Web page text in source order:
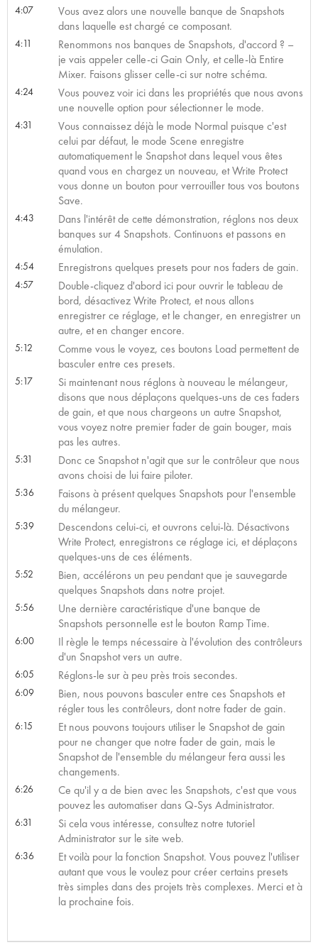
4:07
Vous avez alors une nouvelle banque de Snapshots
dans laquelle est chargé ce composant.
4:11
Renommons nos banques de Snapshots, d'accord ? –
je vais appeler celle-ci Gain Only, et celle-là Entire
Mixer. Faisons glisser celle-ci sur notre schéma.
4:24
Vous pouvez voir ici dans les propriétés que nous avons
une nouvelle option pour sélectionner le mode.
4:31
Vous connaissez déjà le mode Normal puisque c'est
celui par défaut, le mode Scene enregistre
automatiquement le Snapshot dans lequel vous êtes
quand vous en chargez un nouveau, et Write Protect
vous donne un bouton pour verrouiller tous vos boutons
Save.
4:43
Dans l'intérêt de cette démonstration, réglons nos deux
banques sur 4 Snapshots. Continuons et passons en
émulation.
4:54 Enregistrons quelques presets pour nos faders de gain.
4:57
Double-cliquez d'abord ici pour ouvrir le tableau de
bord, désactivez Write Protect, et nous allons
enregistrer ce réglage, et le changer, en enregistrer un
autre, et en changer encore.
5:12
Comme vous le voyez, ces boutons Load permettent de
basculer entre ces presets.
5:17
Si maintenant nous réglons à nouveau le mélangeur,
disons que nous déplaçons quelques-uns de ces faders
de gain, et que nous chargeons un autre Snapshot,
vous voyez notre premier fader de gain bouger, mais
pas les autres.
5:31
Donc ce Snapshot n'agit que sur le contrôleur que nous
avons choisi de lui faire piloter.
5:36
Faisons à présent quelques Snapshots pour l'ensemble
du mélangeur.
5:39
Descendons celui-ci, et ouvrons celui-là. Désactivons
Write Protect, enregistrons ce réglage ici, et déplaçons
quelques-uns de ces éléments.
5:52
Bien, accélérons un peu pendant que je sauvegarde
quelques Snapshots dans notre projet.
5:56
Une dernière caractéristique d'une banque de
Snapshots personnelle est le bouton Ramp Time.
6:00
Il règle le temps nécessaire à l'évolution des contrôleurs
d'un Snapshot vers un autre.
6:05 Réglons-le sur à peu près trois secondes.
6:09
Bien, nous pouvons basculer entre ces Snapshots et
régler tous les contrôleurs, dont notre fader de gain.
6:15
Et nous pouvons toujours utiliser le Snapshot de gain
pour ne changer que notre fader de gain, mais le
Snapshot de l'ensemble du mélangeur fera aussi les
changements.
6:26
Ce qu'il y a de bien avec les Snapshots, c'est que vous
pouvez les automatiser dans Q-Sys Administrator.
6:31
Si cela vous intéresse, consultez notre tutoriel
Administrator sur le site web.
6:36
Et voilà pour la fonction Snapshot. Vous pouvez l'utiliser
autant que vous le voulez pour créer certains presets
très simples dans des projets très complexes. Merci et à
la prochaine fois.